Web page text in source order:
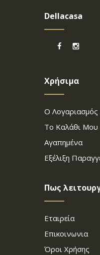
Dellacasa
Χρήσιμα
Ο
Το Καλάθι Μου
Αγαπημένα
Εξέλιξη
Πως
Εταιρεία
Επικοινωνια
Όροι Χρήσης